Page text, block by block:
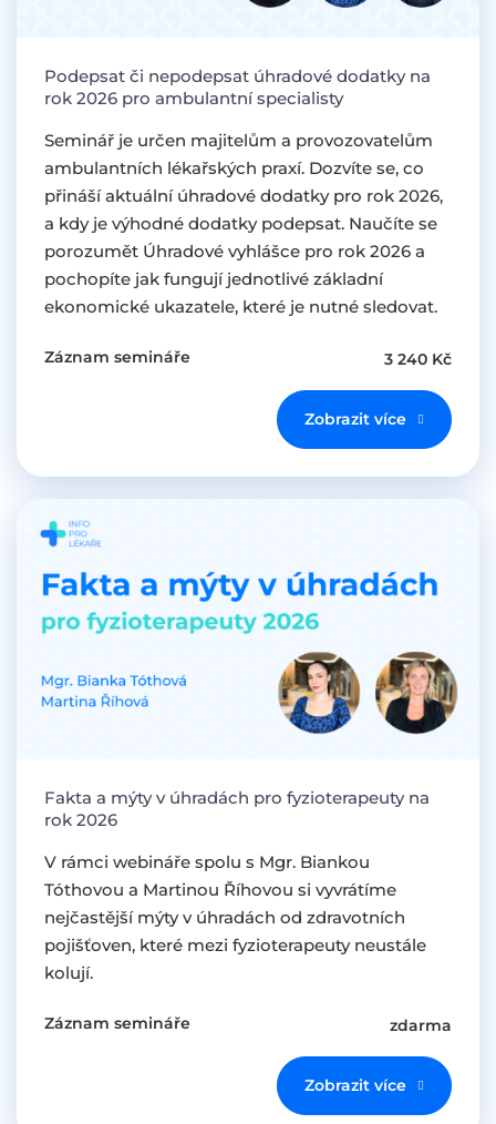
Podepsat či nepodepsat úhradové dodatky na
rok 2026 pro ambulantní specialisty
Seminář je určen majitelům a provozovatelům
ambulantních lékařských praxí. Dozvíte se, co
přináší aktuální úhradové dodatky pro rok 2026,
a kdy je výhodné dodatky podepsat. Naučíte se
porozumět Úhradové vyhlášce pro rok 2026 a
pochopíte jak fungují jednotlivé základní
ekonomické ukazatele, které je nutné sledovat.
Záznam semináře 3 240 Kč
Zobrazit více
Fakta a mýty v úhradách pro fyzioterapeuty na
rok 2026
V rámci webináře spolu s Mgr. Biankou
Tóthovou a Martinou Říhovou si vyvrátíme
nejčastější mýty v úhradách od zdravotních
pojišťoven, které mezi fyzioterapeuty neustále
kolují.
Záznam semináře zdarma
Zobrazit více